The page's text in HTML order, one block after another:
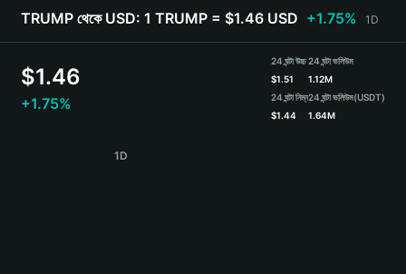
Português (Portugal)
हिन्दी
Español (Argentina)
TRUMP থেকে USD: 1 TRUMP = $1.46 USD +1.75% 1D
$1.46
+1.75%
24 ঘন্টা উচ্চ
$1.51
24 ঘন্টা নিম্ন
$1.44
24 ঘন্টা ভলিউম
1.12M
24 ঘন্টা ভলিউম(USDT)
1.64M
1D